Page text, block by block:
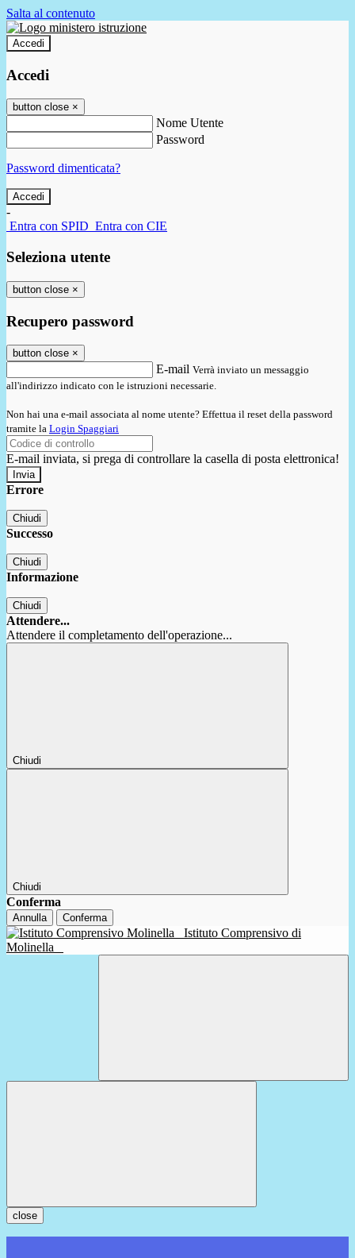
Salta al contenuto
Accedi
Accedi
button close ×
Nome Utente
Password
Password dimenticata?
-
Entra con SPID Entra con CIE
Seleziona utente
button close ×
Recupero password
button close ×
E-mail Verrà inviato un messaggio
all'indirizzo indicato con le istruzioni necessarie.
Non hai una e-mail associata al nome utente? Effettua il reset della password
tramite la Login Spaggiari
E-mail inviata, si prega di controllare la casella di posta elettronica!
Errore
Chiudi
Successo
Chiudi
Informazione
Chiudi
Attendere...
Attendere il completamento dell'operazione...
Chiudi
Chiudi
Conferma
Annulla Conferma
Istituto Comprensivo di
Molinella
close